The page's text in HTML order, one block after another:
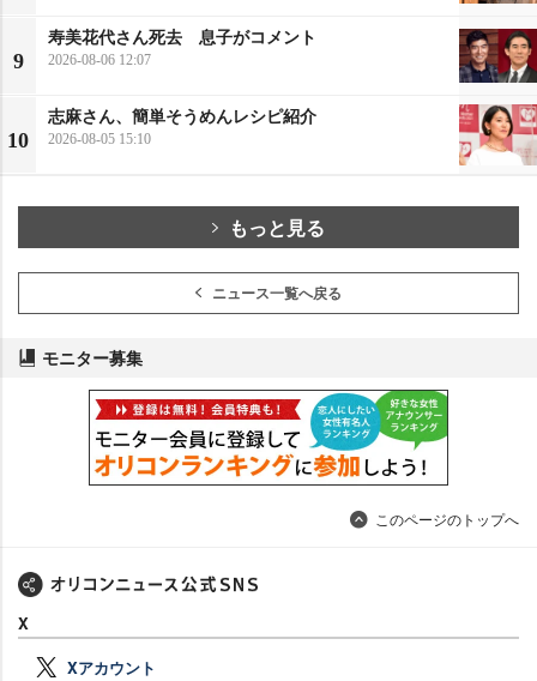
9
寿美花代さん死去 息子がコメント
2026-08-06 12:07
10
志麻さん、簡単そうめんレシピ紹介
2026-08-05 15:10
もっと見る
ニュース一覧へ戻る
モニター募集
このページのトップへ
X
Xアカウント